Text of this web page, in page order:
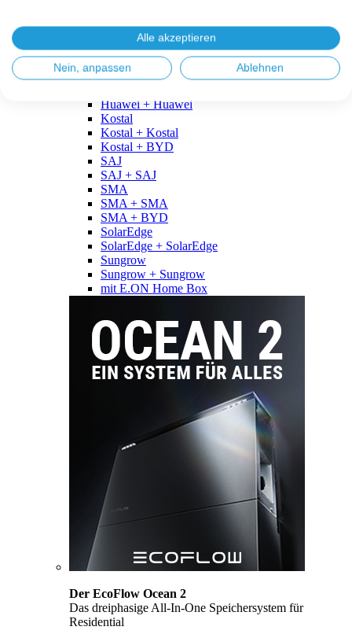
Fronius + BYD
GoodWe
GoodWe + GoodWe
GoodWe + BYD
Huawei + Huawei
Kostal
Kostal + Kostal
Kostal + BYD
SAJ
SAJ + SAJ
SMA
SMA + SMA
SMA + BYD
SolarEdge
SolarEdge + SolarEdge
Sungrow
Sungrow + Sungrow
mit E.ON Home Box
Der EcoFlow Ocean 2
Das dreiphasige All-In-One Speichersystem für
Residential
Alle akzeptieren
Nein, anpassen Ablehnen